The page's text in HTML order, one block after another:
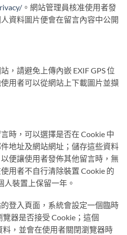
。網站管理員核准使用者發
資料圖片便會在留言內容中公開
，請避免上傳內嵌 EXIF GPS 位
用者可以從網站上下載圖片並擷
時，可以選擇是否在 Cookie 中
地址及網站網址；儲存這些資料
便讓使用者發佈其他留言時，無
用者不自行清除裝置 Cookie 的
人裝置上保留一年。
登入頁面，系統會設定一個臨時
器是否接受 Cookie；這個
，並會在使用者關閉瀏覽器時